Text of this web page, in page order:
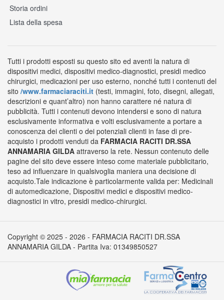
Storia ordini
Lista della spesa
Tutti i prodotti esposti su questo sito ed aventi la natura di
dispositivi medici, dispositivi medico-diagnostici, presidi medico
chirurgici, medicazioni per uso esterno, nonché tutti i contenuti del
sito /www.farmaciaraciti.it (testi, immagini, foto, disegni, allegati,
descrizioni e quant’altro) non hanno carattere né natura di
pubblicità. Tutti i contenuti devono intendersi e sono di natura
esclusivamente informativa e volti esclusivamente a portare a
conoscenza dei clienti o dei potenziali clienti in fase di pre-
acquisto i prodotti venduti da FARMACIA RACITI DR.SSA
ANNAMARIA GILDA attraverso la rete. Nessun contenuto delle
pagine del sito deve essere inteso come materiale pubblicitario,
teso ad influenzare in qualsivoglia maniera una decisione di
acquisto.Tale indicazione è particolarmente valida per: Medicinali
di automedicazione, Dispositivi medici e dispositivi medico-
diagnostici in vitro, presidi medico-chirurgici.
Copyright © 2025 - 2026 - FARMACIA RACITI DR.SSA
ANNAMARIA GILDA - Partita Iva: 01349850527